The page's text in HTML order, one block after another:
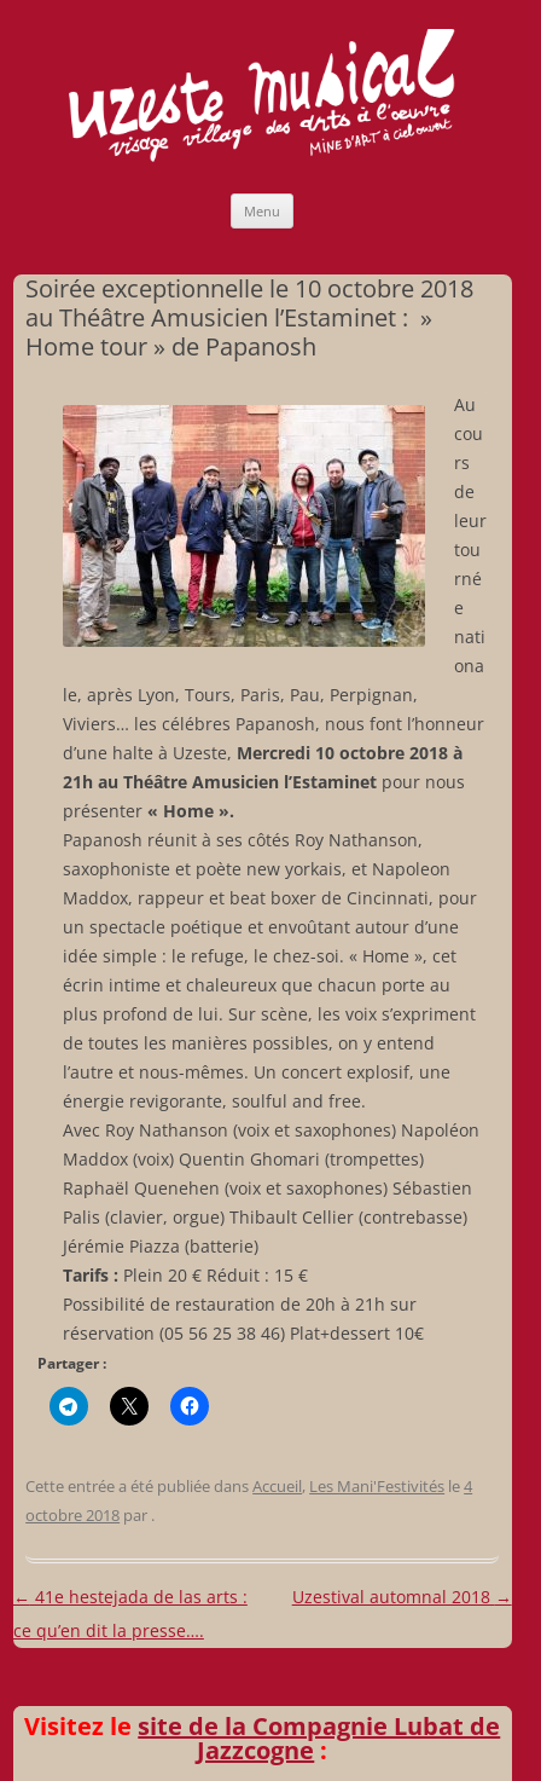
Menu
Soirée exceptionnelle le 10 octobre 2018
au Théâtre Amusicien l’Estaminet : »
Home tour » de Papanosh
Au
cou
rs
de
leur
tou
rné
e
nati
ona
le, après Lyon, Tours, Paris, Pau, Perpignan,
Viviers… les célébres Papanosh, nous font l’honneur
d’une halte à Uzeste, Mercredi 10 octobre 2018 à
21h au Théâtre Amusicien l’Estaminetpour nous
présenter « Home ».
Papanosh réunit à ses côtés Roy Nathanson,
saxophoniste et poète new yorkais, et Napoleon
Maddox, rappeur et beat boxer de Cincinnati, pour
un spectacle poétique et envoûtant autour d’une
idée simple : le refuge, le chez-soi. « Home », cet
écrin intime et chaleureux que chacun porte au
plus profond de lui. Sur scène, les voix s’expriment
de toutes les manières possibles, on y entend
l’autre et nous-mêmes. Un concert explosif, une
énergie revigorante, soulful and free.
Avec Roy Nathanson (voix et saxophones) Napoléon
Maddox (voix) Quentin Ghomari (trompettes)
Raphaël Quenehen (voix et saxophones) Sébastien
Palis (clavier, orgue) Thibault Cellier (contrebasse)
Jérémie Piazza (batterie)
Tarifs : Plein 20 € Réduit : 15 €
Possibilité de restauration de 20h à 21h sur
réservation (05 56 25 38 46) Plat+dessert 10€
Partager :
Cette entrée a été publiée dansAccueil, Les Mani'Festivités le4
octobre 2018 par .
Navigation
des
← 41e hestejada de las arts :
ce qu’en dit la presse….
Uzestival automnal 2018 →
Visitez le site de la Compagnie Lubat de
Jazzcogne: